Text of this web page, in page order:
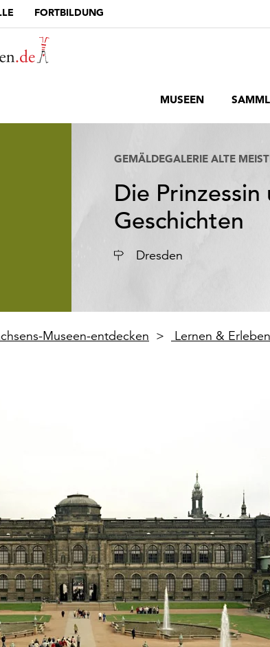
FORTBILDUNG
MUSEEN
GEMÄLDEGALERIE ALTE
Die
Geschichten
Ort Dresden
Museen-entdecken Lernen & Erleben